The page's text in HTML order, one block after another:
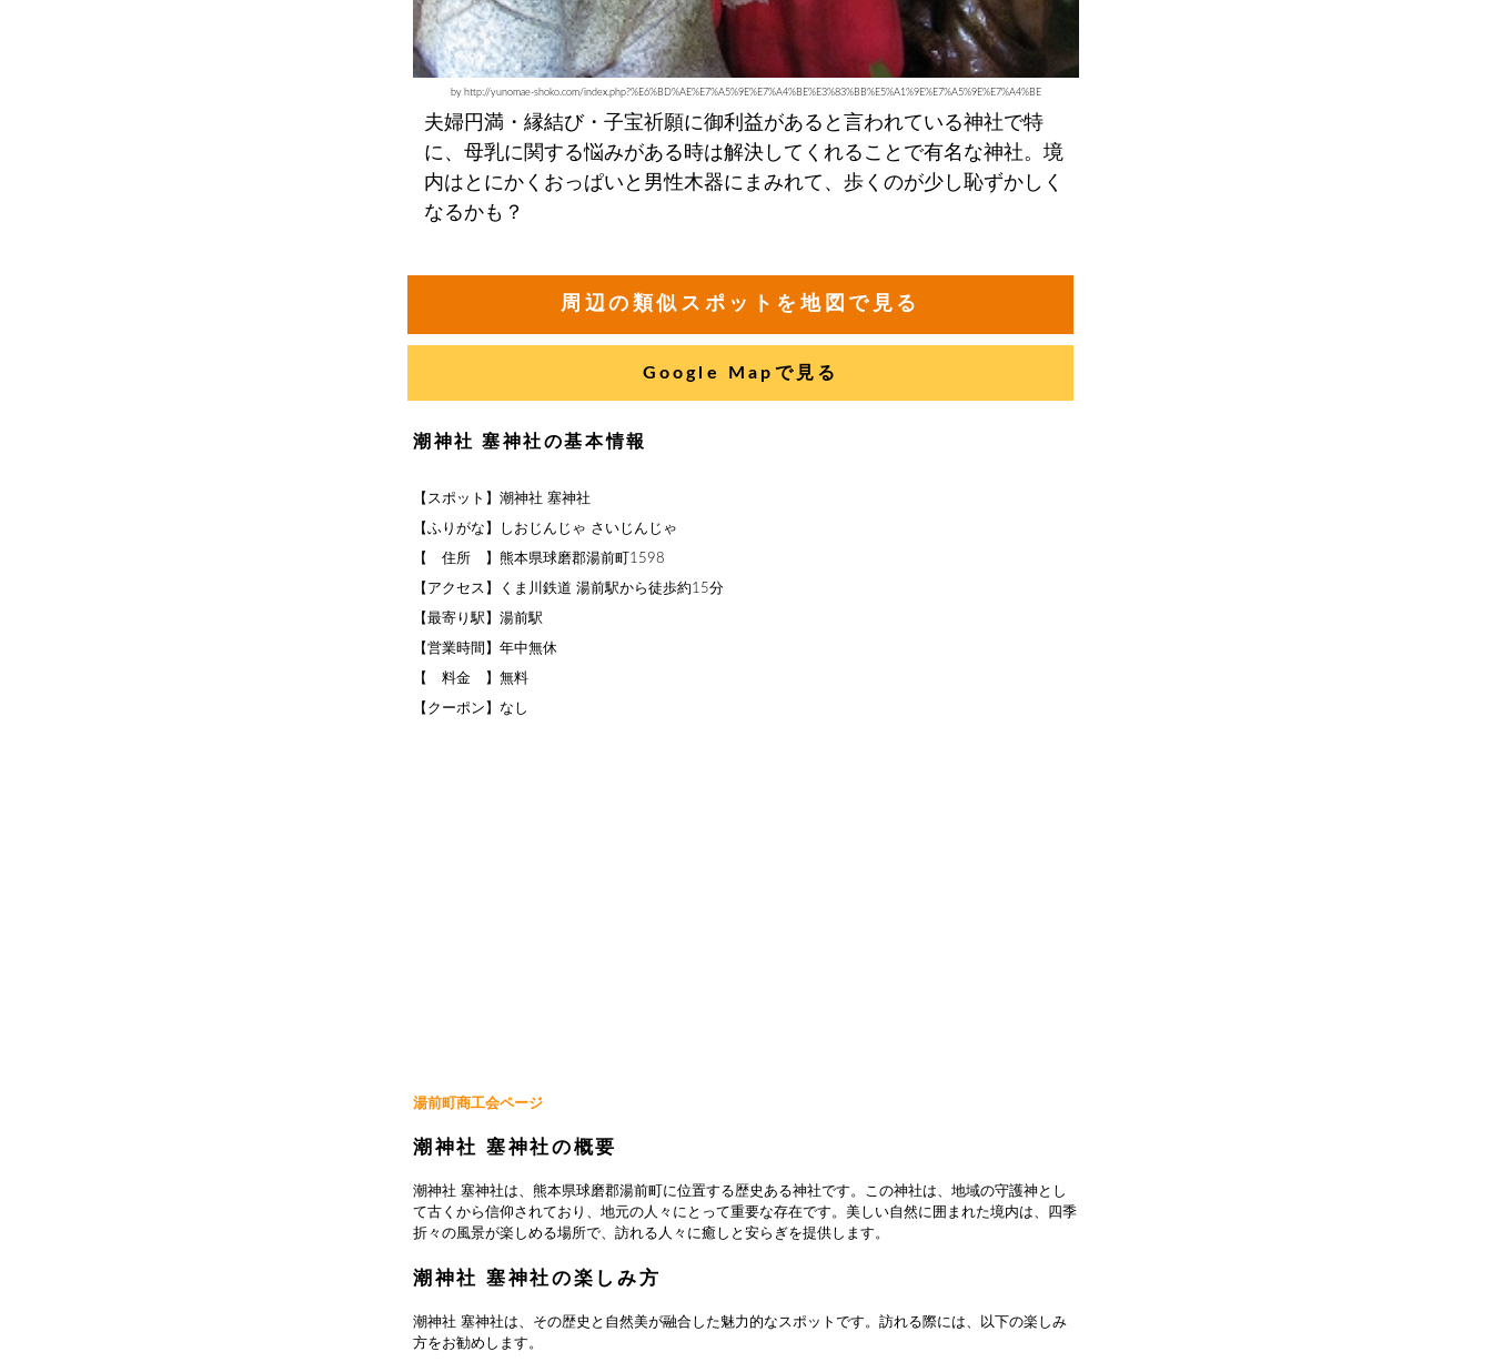
by http://yunomae-shoko.com/index.php?%E6%BD%AE%E7%A5%9E%E7%A4%BE%E3%83%BB%E5%A1%9E%E7%A5%9E%E7%A4%BE
夫婦円満・縁結び・子宝祈願に御利益があると言われている神社で特
に、母乳に関する悩みがある時は解決してくれることで有名な神社。境
内はとにかくおっぱいと男性木器にまみれて、歩くのが少し恥ずかしく
なるかも？
周辺の類似スポットを地図で見る
Google Mapで見る
潮神社 塞神社の基本情報
【スポット】潮神社 塞神社
【ふりがな】しおじんじゃ さいじんじゃ
【 住所 】熊本県球磨郡湯前町1598
【アクセス】くま川鉄道 湯前駅から徒歩約15分
【最寄り駅】湯前駅
【営業時間】年中無休
【 料金 】無料
【クーポン】なし
湯前町商工会ページ
潮神社 塞神社の概要
潮神社 塞神社は、熊本県球磨郡湯前町に位置する歴史ある神社です。この神社は、地域の守護神とし
て古くから信仰されており、地元の人々にとって重要な存在です。美しい自然に囲まれた境内は、四季
折々の風景が楽しめる場所で、訪れる人々に癒しと安らぎを提供します。
潮神社 塞神社の楽しみ方
潮神社 塞神社は、その歴史と自然美が融合した魅力的なスポットです。訪れる際には、以下の楽しみ
方をお勧めします。